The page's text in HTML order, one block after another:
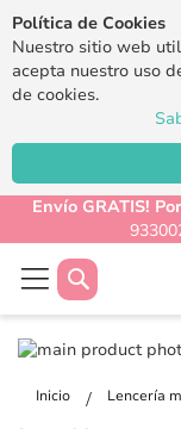
Política de Cookies
Nuestro sitio web
acepta nuestro uso
de cookies.
Envío GRATIS!
Buscar
Inicio Lencería
Saltar
final